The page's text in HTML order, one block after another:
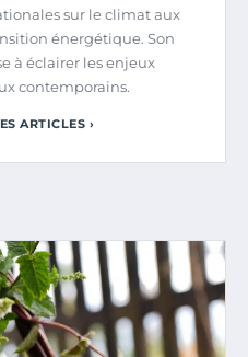
sur le climat aux
énergétique. Son
à éclairer les enjeux
contemporains.
ARTICLES ›